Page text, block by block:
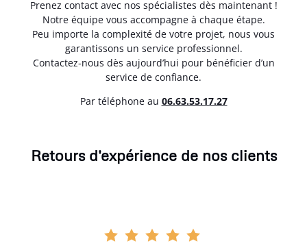
Prenez contact avec nos spécialistes dès maintenant !
Notre équipe vous accompagne à chaque étape.
Peu importe la complexité de votre projet, nous vous
garantissons un service professionnel.
Contactez-nous dès aujourd’hui pour bénéficier d’un
service de confiance.
Par téléphone au 06.63.53.17.27
Retours d'expérience de nos clients